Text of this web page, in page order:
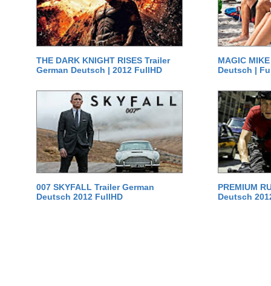
THE DARK KNIGHT RISES Trailer
German Deutsch | 2012 FullHD
MAGIC
Deutsch |
007 SKYFALL Trailer German
Deutsch 2012 FullHD
PREMIUM
Deutsch